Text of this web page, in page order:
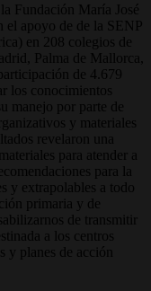
Fundación María José
el apoyo de de la SENP
en 208 colegios de
Palma de Mallorca,
de 4.679
los conocimientos
manejo por parte de
y materiales
revelaron una
para atender a
para la
y extrapolables a todo
primaria y de
de transmitir
a los centros
planes de acción